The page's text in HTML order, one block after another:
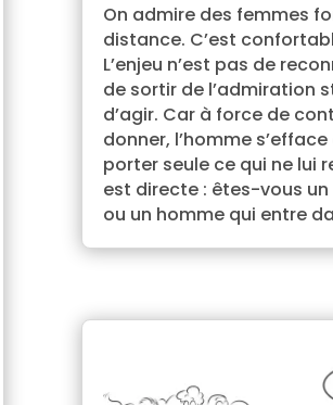
On admire des femmes
distance. C’est
L’enjeu n’est pas de
de sortir de l’admiration
d’agir. Car à force de
donner, l’homme
porter seule ce qui ne lui
est directe : êtes-vous
ou un homme qui entre